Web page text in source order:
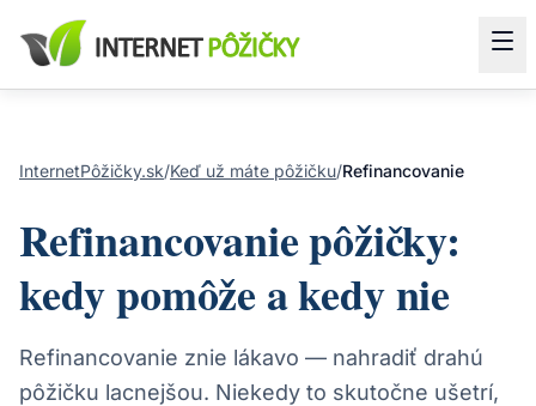
InternetPôžičky.sk/Keď už máte pôžičku/Refinancovanie
Refinancovanie pôžičky:
kedy pomôže a kedy nie
Refinancovanie znie lákavo — nahradiť drahú
pôžičku lacnejšou. Niekedy to skutočne ušetrí,